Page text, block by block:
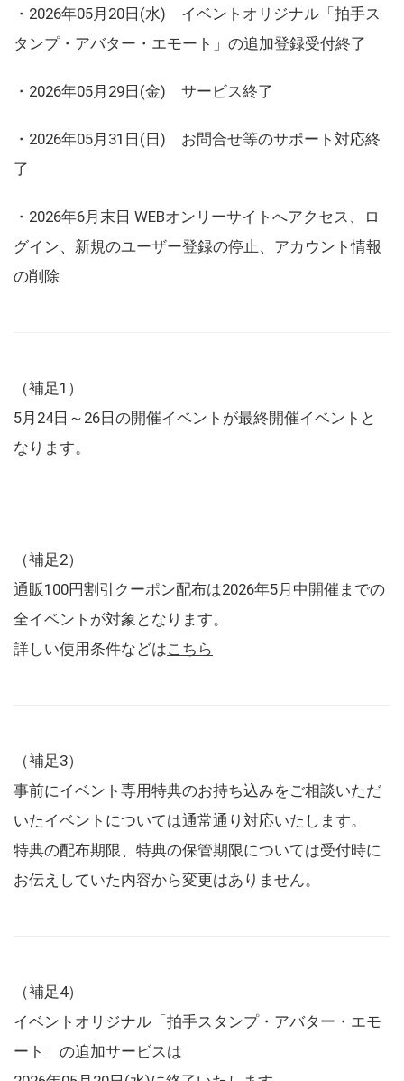
・2026年05月20日(水) イベントオリジナル「拍手ス
タンプ・アバター・エモート」の追加登録受付終了
・2026年05月29日(金) サービス終了
・2026年05月31日(日) お問合せ等のサポート対応終
了
・2026年6月末日 WEBオンリーサイトへアクセス、ロ
グイン、新規のユーザー登録の停止、アカウント情報
の削除
（補足1）
5月24日～26日の開催イベントが最終開催イベントと
なります。
（補足2）
通販100円割引クーポン配布は2026年5月中開催までの
全イベントが対象となります。
詳しい使用条件などはこちら
（補足3）
事前にイベント専用特典のお持ち込みをご相談いただ
いたイベントについては通常通り対応いたします。
特典の配布期限、特典の保管期限については受付時に
お伝えしていた内容から変更はありません。
（補足4）
イベントオリジナル「拍手スタンプ・アバター・エモ
ート」の追加サービスは